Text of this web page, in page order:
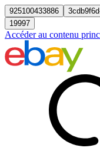
925100433886
19997
Accéder au contenu